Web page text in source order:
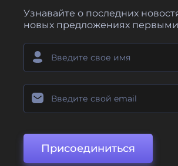
Узнавайте о последних
новых предложениях первыми
Присоединиться